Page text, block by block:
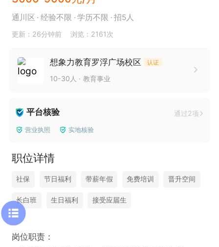
通川区 经验不限 学历不限 招5人
更新：26分钟前 浏览：2161次
想象力教育罗浮广场校区 认证
10-30人 教育事业
平台核验 通过2项
营业执照 实地核验
职位详情
社保 节日福利 带薪年假 免费培训 晋升空间
长白班 生日福利 接受应届生
岗位职责：